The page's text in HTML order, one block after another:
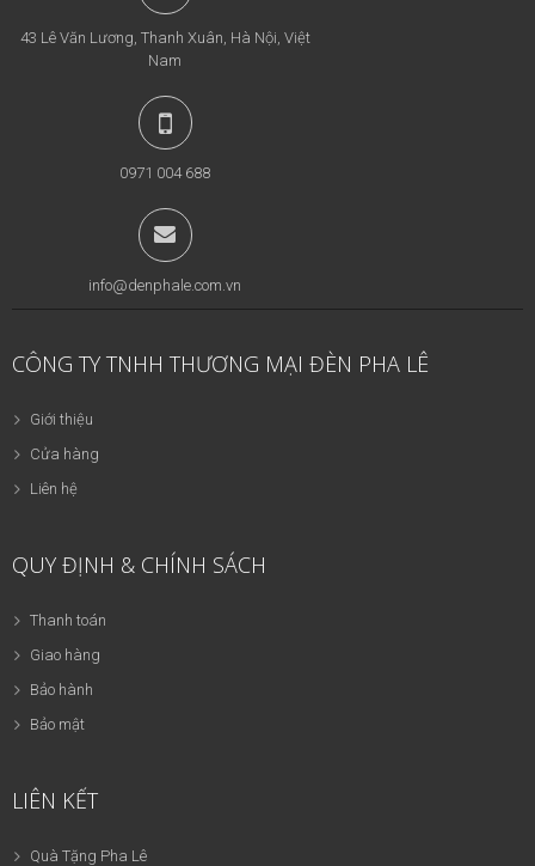
43 Lê Văn Lương, Thanh Xuân, Hà Nội, Việt
Nam
0971 004 688
info@denphale.com.vn
CÔNG TY TNHH THƯƠNG MẠI ĐÈN PHA LÊ
Giới thiệu
Cửa hàng
Liên hệ
QUY ĐỊNH & CHÍNH SÁCH
Thanh toán
Giao hàng
Bảo hành
Bảo mật
LIÊN KẾT
Quà Tặng Pha Lê